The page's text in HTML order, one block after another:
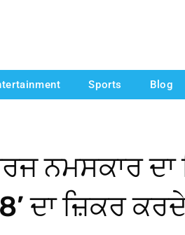
Sports Blog
ਨਮਸਕਾਰ ਦਾ
ਦਾ ਜ਼ਿਕਰ